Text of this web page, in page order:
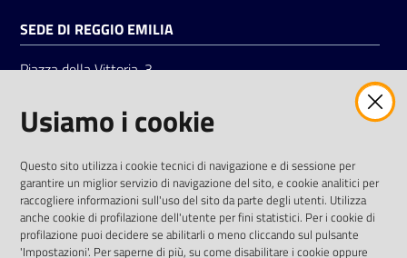
SEDE DI REGGIO EMILIA
Piazza della Vittoria, 3
Tel.0522 7961
LinkedinFacebookInstagram
Usiamo i cookie
Questo sito utilizza i cookie tecnici di navigazione e di sessione per
garantire un miglior servizio di navigazione del sito, e cookie analitici per
raccogliere informazioni sull'uso del sito da parte degli utenti. Utilizza
anche cookie di profilazione dell'utente per fini statistici. Per i cookie di
profilazione puoi decidere se abilitarli o meno cliccando sul pulsante
'Impostazioni'. Per saperne di più, su come disabilitare i cookie oppure